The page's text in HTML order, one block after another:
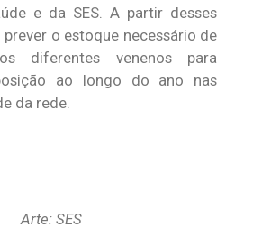
e da SES. A partir desses
prever o estoque necessário de
diferentes venenos para
ao longo do ano nas
da rede.
Arte: SES